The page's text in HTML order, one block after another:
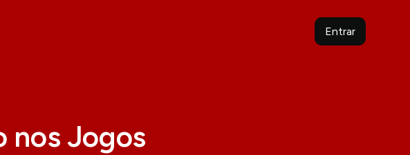
Entrar
nos Jogos